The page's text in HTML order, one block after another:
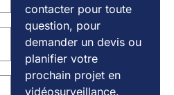
contacter pour toute
question, pour
demander un devis ou
planifier votre
prochain projet en
vidéosurveillance.